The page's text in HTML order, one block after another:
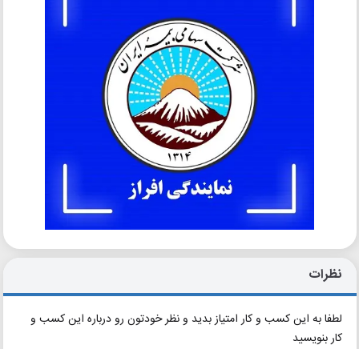
نظرات
لطفا به این کسب و کار امتیاز بدید و نظر خودتون رو درباره این کسب و
کار بنویسید